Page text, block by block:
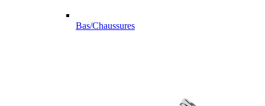
Bas/Chaussures